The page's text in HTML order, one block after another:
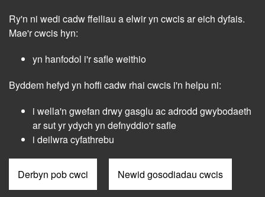
main
Ry'n ni wedi cadw ffeiliau a elwir yn cwcis ar eich dyfais.
Mae'r cwcis hyn:
yn hanfodol i'r safle weithio
Byddem hefyd yn hoffi cadw rhai cwcis i'n helpu ni:
i wella'n gwefan drwy gasglu ac adrodd gwybodaeth
ar sut yr ydych yn defnyddio'r safle
i deilwra cyfathrebu
Derbyn pob cwci Newid gosodiadau cwcis